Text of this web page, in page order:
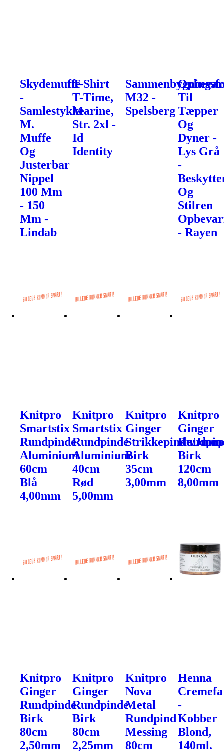
Skydemuffe
-
Samlestykke
M.
Muffe
Og
Justerbar
Nippel
100 Mm
- 150
Mm -
Lindab
T-Shirt
T-Time,
Marine,
Str. 2xl -
Id
Identity
M32 -
Spelsberg
Til
Tæpper
Og
Dyner -
Lys Grå
-
Og
Stilren
- Rayen
Knitpro
Smartstix
Rundpinde
Aluminium
60cm
Blå
4,00mm
Knitpro
Smartstix
Rundpinde
Aluminium
40cm
Rød
5,00mm
Knitpro
Ginger
Strikkepinde/
Birk
35cm
3,00mm
Knitpro
Ginger
Birk
120cm
8,00mm
Knitpro
Ginger
Rundpinde
Birk
80cm
2,50mm
Knitpro
Ginger
Rundpinde
Birk
80cm
2,25mm
Knitpro
Nova
Metal
Rundpind
Messing
80cm
Henna
-
Kobber
Blond,
140ml.